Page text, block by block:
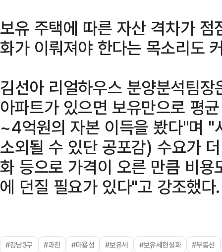
보유 주택에 따른 자산 격차가
화가 이뤄져야 한다는 목소리도
김선아 리얼하우스 분양분석팀
아파트가 있으면 보유만으로 평
~4억원의 자본 이득을 봤다"며 "
소외될 수 있단 공포감) 수요가
화 등으로 가격이 오른 만큼 비
에 던질 필요가 있다"고 강조했다.
#강남3구 #과천 #마용성 #보유세 #보유세현실화
#부동산